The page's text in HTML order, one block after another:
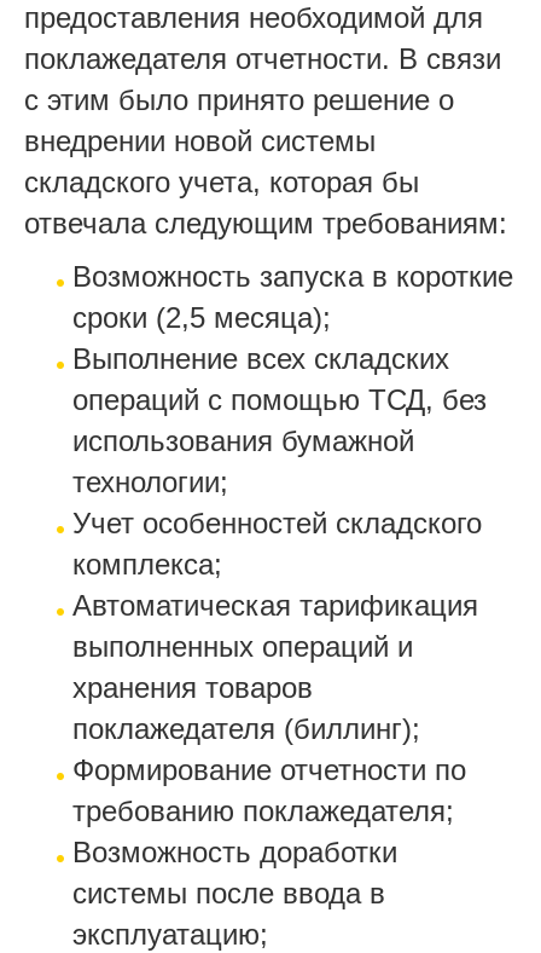
предоставления необходимой для
поклажедателя отчетности. В связи
с этим было принято решение о
внедрении новой системы
складского учета, которая бы
отвечала следующим требованиям:
Возможность запуска в короткие
сроки (2,5 месяца);
Выполнение всех складских
операций с помощью ТСД, без
использования бумажной
технологии;
Учет особенностей складского
комплекса;
Автоматическая тарификация
выполненных операций и
хранения товаров
поклажедателя (биллинг);
Формирование отчетности по
требованию поклажедателя;
Возможность доработки
системы после ввода в
эксплуатацию;